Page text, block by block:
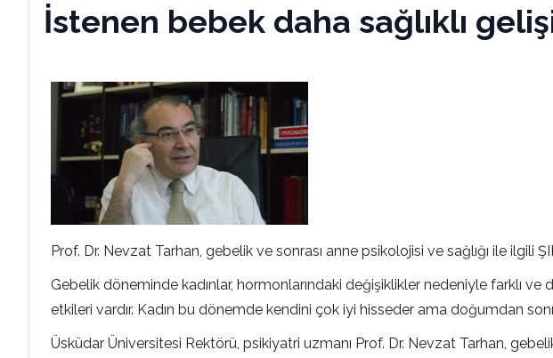
İstenen bebek daha sağlıklı
Prof. Dr. Nevzat Tarhan, gebelik ve sonrası anne psikolojisi ve sağlığı ile ilgili
Gebelik döneminde kadınlar, hormonlarındaki değişiklikler nedeniyle farklı
etkileri vardır. Kadın bu dönemde kendini çok iyi hisseder ama doğumdan
Üsküdar Üniversitesi Rektörü, psikiyatri uzmanı Prof. Dr. Nevzat Tarhan,